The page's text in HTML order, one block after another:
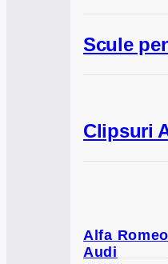
Scule
Clipsuri
Alfa Romeo
Audi